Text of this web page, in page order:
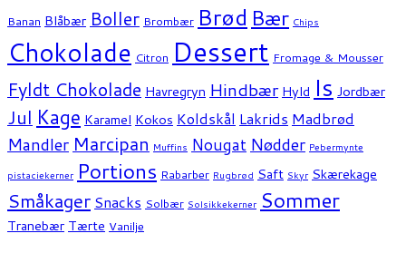
Banan Blåbær Boller Brombær Brød Bær Chips
Chokolade Citron Dessert Fromage & Mousser
Fyldt Chokolade Havregryn Hindbær Hyld Is Jordbær
Jul Kage Karamel Kokos Koldskål Lakrids Madbrød
Mandler Marcipan Muffins Nougat Nødder Pebermynte
pistaciekerner Portions Rabarber Rugbrød Saft Skyr Skærekage
Småkager Snacks Solbær Solsikkekerner Sommer
Tranebær Tærte Vanilje